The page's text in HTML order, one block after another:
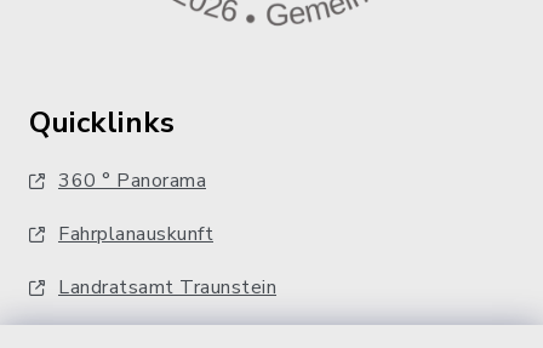
Quicklinks
360 ° Panorama
Fahrplanauskunft
Landratsamt Traunstein